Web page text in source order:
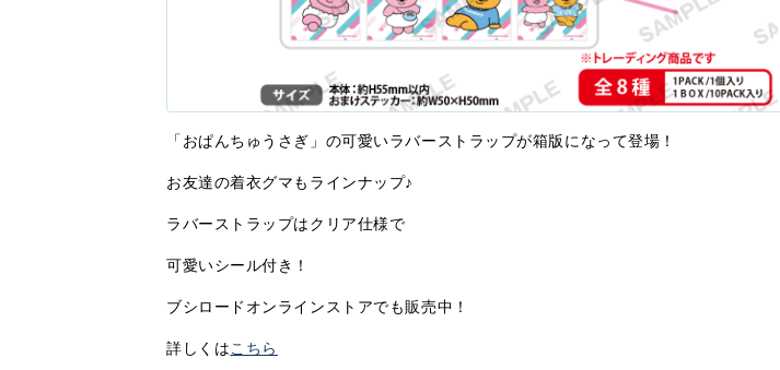
「おぱんちゅうさぎ」の可愛いラバーストラップが箱版になって登場！
お友達の着衣グマもラインナップ♪
ラバーストラップはクリア仕様で
可愛いシール付き！
ブシロードオンラインストアでも販売中！
詳しくはこちら